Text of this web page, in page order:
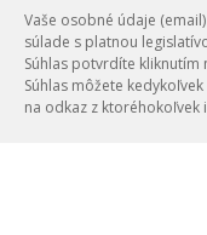
Vaše osobné údaje
súlade s platnou
Súhlas potvrdíte kliknutím
Súhlas môžete
na odkaz z ktoréhokoľvek